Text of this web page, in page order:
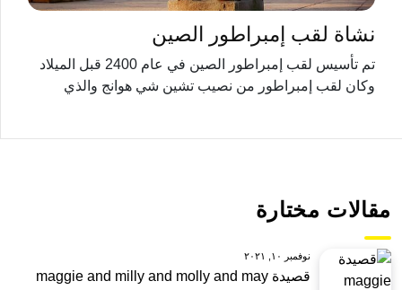
نشاة لقب إمبراطور الصين
تم تأسيس لقب إمبراطور الصين في عام 2400 قبل الميلاد
وكان لقب إمبراطور من نصيب تشين شي هوانج والذي
مقالات مختارة
نوفمبر ١٠, ٢٠٢١
قصيدة maggie and milly and molly and may